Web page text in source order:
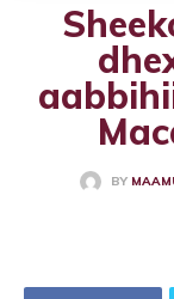
BY